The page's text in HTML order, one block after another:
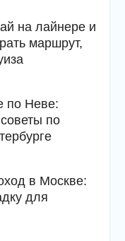
на лайнере и
маршрут,
по Неве:
по
в Москве:
для